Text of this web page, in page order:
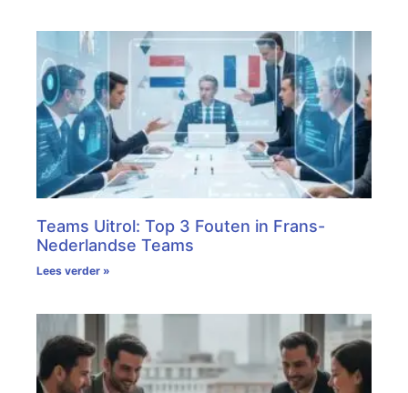
Teams Uitrol: Top 3 Fouten in Frans-
Nederlandse Teams
Lees verder »